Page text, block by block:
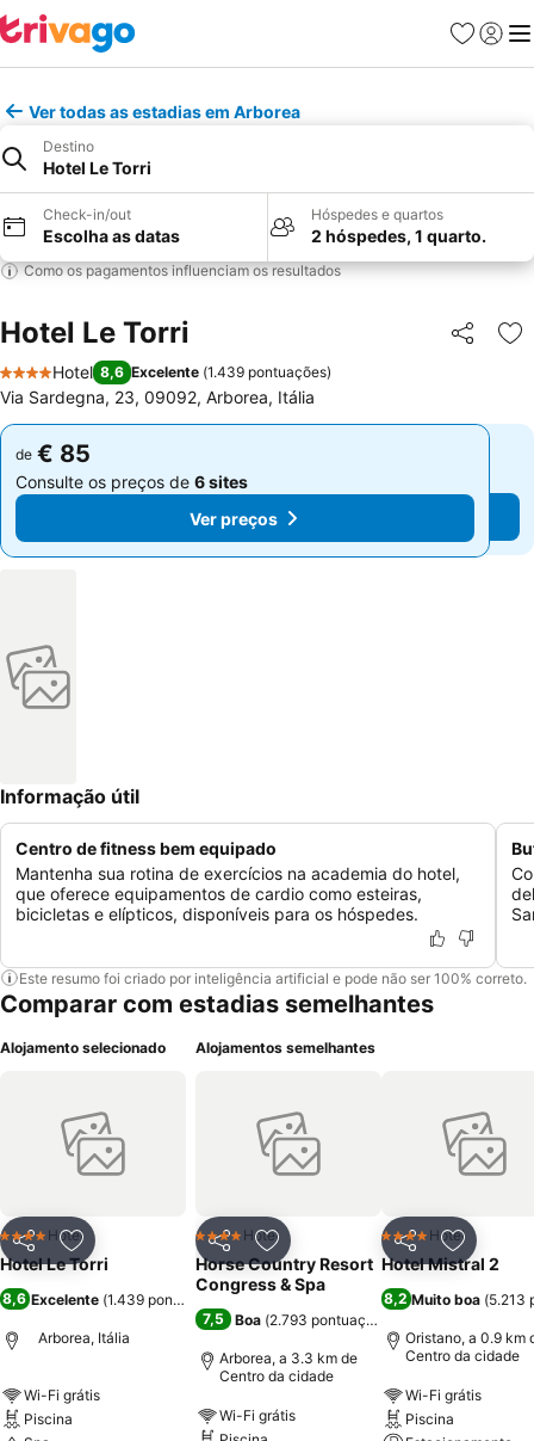
Favoritos
Iniciar
Ver todas as estadias em Arborea
Destino
Hotel Le Torri
Check-in/out
Escolha as datas
Hóspedes e quartos
2 hóspedes, 1 quarto.
Como os pagamentos influenciam os resultados
Hotel Le Torri Partilhar
4 Estrelas
Hotel 8,6 Excelente (1.439 pontuações)
Via Sardegna, 23, 09092, Arborea, Itália
de € 85
Consulte os preços de 6 sites
Ver preços
de € 85
Consulte os preços de 6 sites
Ver preços
Informação útil
Centro de fitness bem equipado
Mantenha sua rotina de exercícios na academia do hotel,
que oferece equipamentos de cardio como esteiras,
bicicletas e elípticos, disponíveis para os hóspedes.
Este resumo foi criado por inteligência artificial e pode não ser 100% correto.
Comparar com estadias semelhantes
Alojamento selecionado
PartilharAdicionar aos favoritos
4 EstrelasHotel
Hotel Le Torri
8,6 Excelente (1.439 pontuações
Arborea, Itália
Wi-Fi grátis
Piscina
Alojamentos semelhantes
PartilharAdicionar aos favoritos
4 EstrelasHotel
Horse Country Resort
Congress & Spa
7,5 Boa (2.793 pontuações
Arborea, a 3.3 km de
Centro da cidade
Wi-Fi grátis
Partilhar
4 EstrelasHotel
Hotel Mistral 2
8,2 Muito boa (5.213
Oristano, a 0.9 km
Centro da cidade
Wi-Fi grátis
Piscina